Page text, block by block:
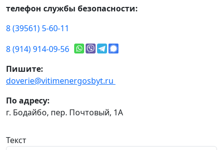
телефон службы безопасности:
8 (39561) 5-60-11
8 (914) 914-09-56
Пишите:
doverie@vitimenergosbyt.ru
По адресу:
г. Бодайбо, пер. Почтовый, 1А
Текст